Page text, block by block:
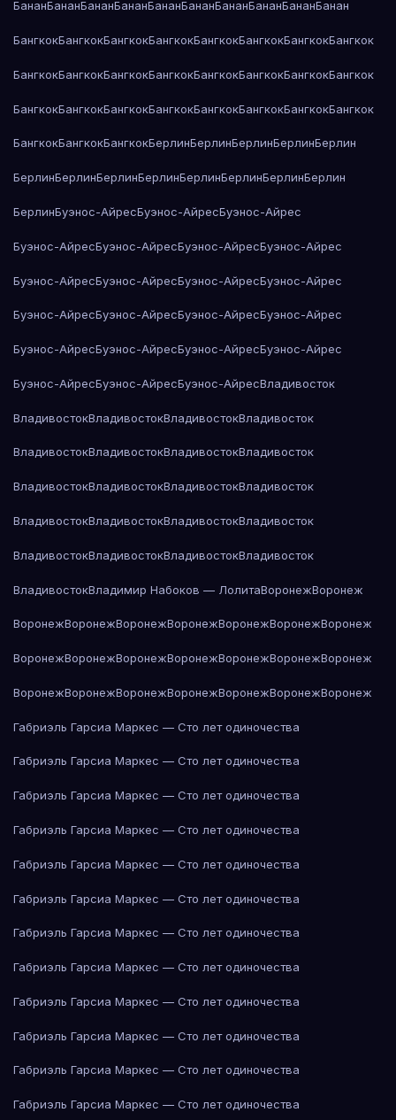
БананБананБананБананБананБананБананБананБананБанан
БангкокБангкокБангкокБангкокБангкокБангкокБангкокБангкок
БангкокБангкокБангкокБангкокБангкокБангкокБангкокБангкок
БангкокБангкокБангкокБангкокБангкокБангкокБангкокБангкок
БангкокБангкокБангкокБерлинБерлинБерлинБерлинБерлин
БерлинБерлинБерлинБерлинБерлинБерлинБерлинБерлин
БерлинБуэнос-АйресБуэнос-АйресБуэнос-Айрес
Буэнос-АйресБуэнос-АйресБуэнос-АйресБуэнос-Айрес
Буэнос-АйресБуэнос-АйресБуэнос-АйресБуэнос-Айрес
Буэнос-АйресБуэнос-АйресБуэнос-АйресБуэнос-Айрес
Буэнос-АйресБуэнос-АйресБуэнос-АйресБуэнос-Айрес
Буэнос-АйресБуэнос-АйресБуэнос-АйресВладивосток
ВладивостокВладивостокВладивостокВладивосток
ВладивостокВладивостокВладивостокВладивосток
ВладивостокВладивостокВладивостокВладивосток
ВладивостокВладивостокВладивостокВладивосток
ВладивостокВладивостокВладивостокВладивосток
ВладивостокВладимир Набоков — ЛолитаВоронежВоронеж
ВоронежВоронежВоронежВоронежВоронежВоронежВоронеж
ВоронежВоронежВоронежВоронежВоронежВоронежВоронеж
ВоронежВоронежВоронежВоронежВоронежВоронежВоронеж
Габриэль Гарсиа Маркес — Сто лет одиночества
Габриэль Гарсиа Маркес — Сто лет одиночества
Габриэль Гарсиа Маркес — Сто лет одиночества
Габриэль Гарсиа Маркес — Сто лет одиночества
Габриэль Гарсиа Маркес — Сто лет одиночества
Габриэль Гарсиа Маркес — Сто лет одиночества
Габриэль Гарсиа Маркес — Сто лет одиночества
Габриэль Гарсиа Маркес — Сто лет одиночества
Габриэль Гарсиа Маркес — Сто лет одиночества
Габриэль Гарсиа Маркес — Сто лет одиночества
Габриэль Гарсиа Маркес — Сто лет одиночества
Габриэль Гарсиа Маркес — Сто лет одиночества